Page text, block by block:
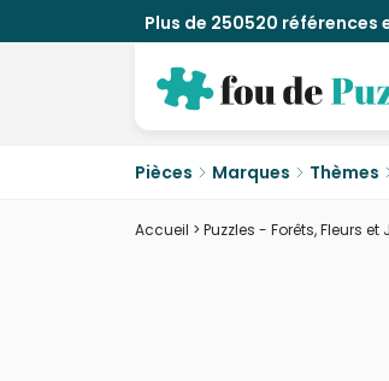
Plus de 250520 références
Pièces Marques Thèmes
Accueil > Puzzles - Forêts, Fleurs et